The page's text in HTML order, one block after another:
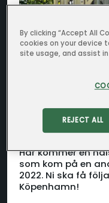
Här kommer en
som kom på en
2022. Ni ska få
Köpenhamn!
By clicking “Accept All
cookies on your device
site usage, and assist
REJECT ALL